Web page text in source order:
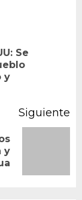
Se
y
Siguiente
y